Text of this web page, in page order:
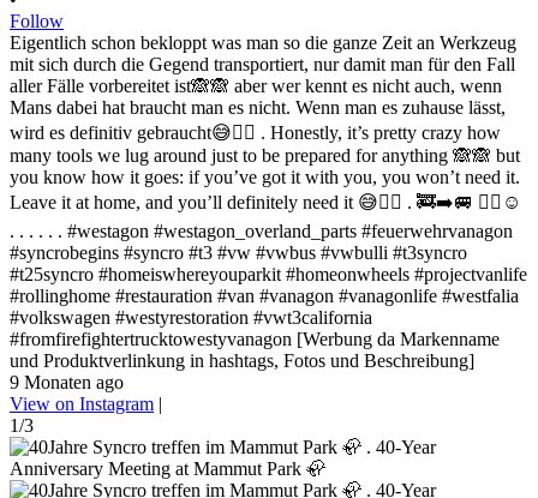
Follow
Eigentlich schon bekloppt was man so die ganze Zeit an Werkzeug
mit sich durch die Gegend transportiert, nur damit man für den Fall
aller Fälle vorbereitet ist🙈🙈 aber wer kennt es nicht auch, wenn
Mans dabei hat braucht man es nicht. Wenn man es zuhause lässt,
wird es definitiv gebraucht😅✌🏻 . Honestly, it’s pretty crazy how
many tools we lug around just to be prepared for anything 🙈🙈 but
you know how it goes: if you’ve got it with you, you won’t need it.
Leave it at home, and you’ll definitely need it 😅✌🏻 . 🚒➡️🚐 ✌🏻☺️
. . . . . . #westagon #westagon_overland_parts #feuerwehrvanagon
#syncrobegins #syncro #t3 #vw #vwbus #vwbulli #t3syncro
#t25syncro #homeiswhereyouparkit #homeonwheels #projectvanlife
#rollinghome #restauration #van #vanagon #vanagonlife #westfalia
#volkswagen #westyrestoration #vwt3california
#fromfirefightertrucktowestyvanagon [Werbung da Markenname
und Produktverlinkung in hashtags, Fotos und Beschreibung]
9 Monaten ago
View on Instagram |
1/3